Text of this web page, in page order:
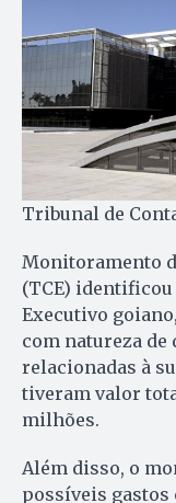
Tribunal de
Monitoramento
(TCE)
Executivo
com natureza de
relacionadas à
tiveram valor
milhões.
Além disso, o
possíveis gastos